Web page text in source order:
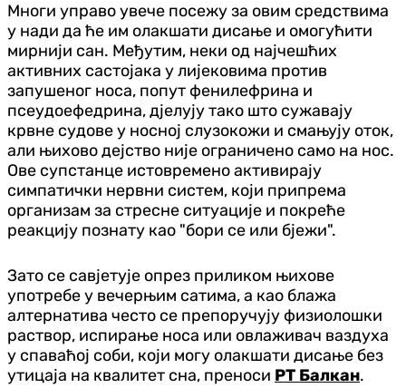
Многи управо увече посежу за овим средствима
у нади да ће им олакшати дисање и омогућити
мирнији сан. Међутим, неки од најчешћих
активних састојака у лијековима против
запушеног носа, попут фенилефрина и
псеудоефедрина, дјелују тако што сужавају
крвне судове у носној слузокожи и смањују оток,
али њихово дејство није ограничено само на нос.
Ове супстанце истовремено активирају
симпатички нервни систем, који припрема
организам за стресне ситуације и покреће
реакцију познату као "бори се или бјежи".
Зато се савјетује опрез приликом њихове
употребе у вечерњим сатима, а као блажа
алтернатива често се препоручују физиолошки
раствор, испирање носа или овлаживач ваздуха
у спаваћој соби, који могу олакшати дисање без
утицаја на квалитет сна, преноси РТ Балкан.